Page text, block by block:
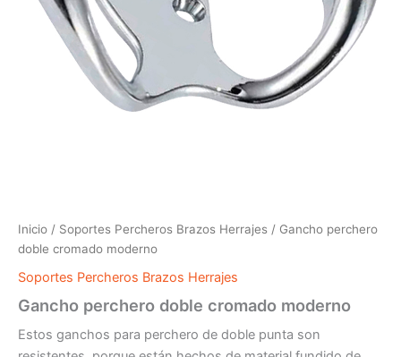
Inicio / Soportes Percheros Brazos Herrajes / Gancho perchero
doble cromado moderno
Soportes Percheros Brazos Herrajes
Gancho perchero doble cromado moderno
Estos ganchos para perchero de doble punta son